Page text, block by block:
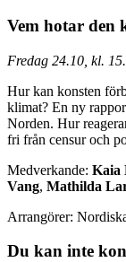
Vem hotar den
Fredag 24.10, kl.
Hur kan konsten
klimat? En ny
Norden. Hur
fri från censur och
Medverkande: Kaia
Vang, Mathilda
Arrangörer:
Du kan inte